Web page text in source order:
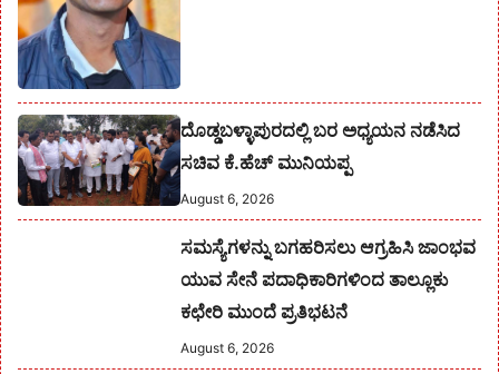
ದೊಡ್ಡಬಳ್ಳಾಪುರದಲ್ಲಿ ಬರ ಅಧ್ಯಯನ ನಡೆಸಿದ
ಸಚಿವ ಕೆ.ಹೆಚ್ ಮುನಿಯಪ್ಪ
August 6, 2026
ಸಮಸ್ಯೆಗಳನ್ನು ಬಗಹರಿಸಲು ಆಗ್ರಹಿಸಿ ಜಾಂಭವ
ಯುವ ಸೇನೆ ಪದಾಧಿಕಾರಿಗಳಿಂದ ತಾಲ್ಲೂಕು
ಕಛೇರಿ ಮುಂದೆ ಪ್ರತಿಭಟನೆ
August 6, 2026